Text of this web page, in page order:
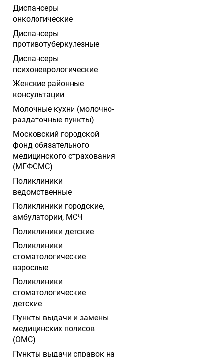
Диспансеры
онкологические
Диспансеры
противотуберкулезные
Диспансеры
психоневрологические
Женские районные
консультации
Молочные кухни (молочно-
раздаточные пункты)
Московский городской
фонд обязательного
медицинского страхования
(МГФОМС)
Поликлиники
ведомственные
Поликлиники городские,
амбулатории, МСЧ
Поликлиники детские
Поликлиники
стоматологические
взрослые
Поликлиники
стоматологические
детские
Пункты выдачи и замены
медицинских полисов
(ОМС)
Пункты выдачи справок на